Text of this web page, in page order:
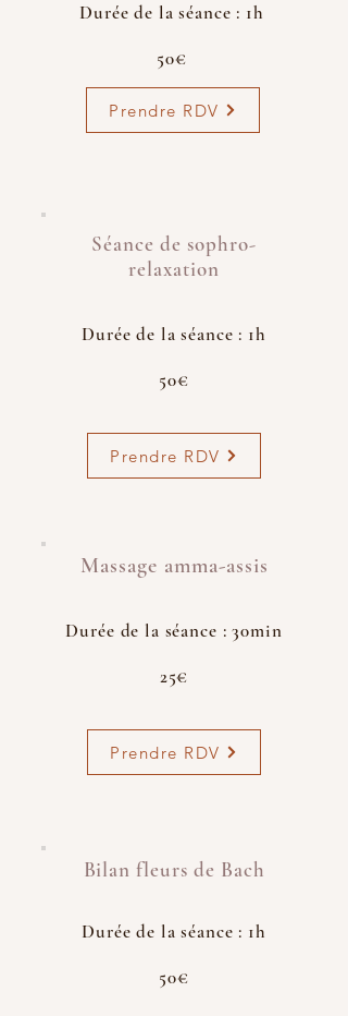
Durée de la séance : 1h
50€
Prendre RDV
Séance de sophro-
relaxation
Durée de la séance : 1h
50€
Prendre RDV
Massage amma-assis
Durée de la séance : 30min
25€
Prendre RDV
Bilan fleurs de Bach
Durée de la séance : 1h
50€